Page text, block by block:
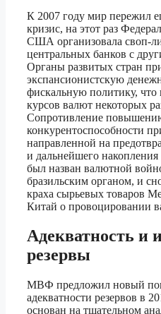
К 2007 году мир пережил
кризис, на этот раз
США организовала своп-
центральных банков с
Органы развитых стран
экспансионистскую
фискальную политику,
курсов валют некоторых
Сопротивление
конкурентоспособности
направленной на
и дальнейшего накопления
был назван валютной
бразильским органом, и
краха сырьевых товаров
Китай о провоцировании
Адекватность и
резервы
МВФ предложил новый
адекватности резервов в
основан на тщательном